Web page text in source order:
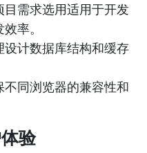
目需求选用适用于开发
率。
设计数据库结构和缓存
不同浏览器的兼容性和
验